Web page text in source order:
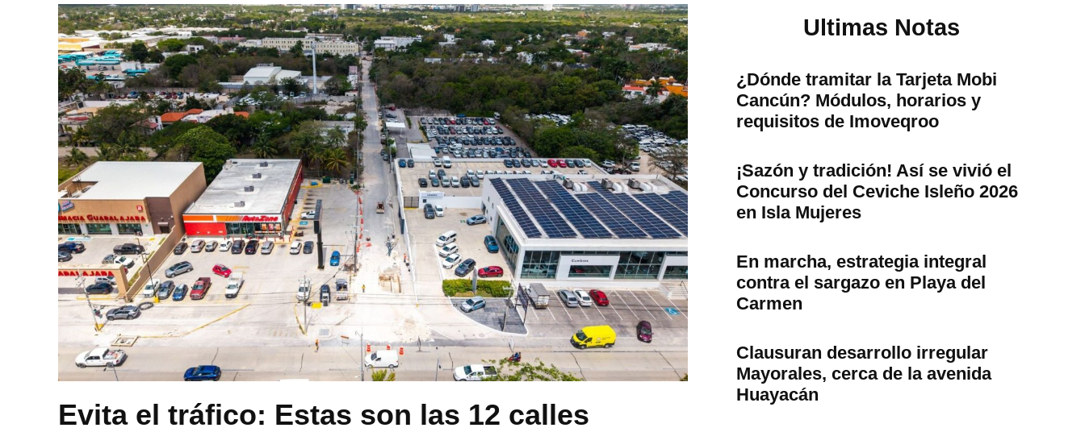
Evita el tráfico: Estas son las 12 calles
Ultimas Notas
¿Dónde tramitar la Tarjeta Mobi
Cancún? Módulos, horarios y
requisitos de Imoveqroo
¡Sazón y tradición! Así se vivió el
Concurso del Ceviche Isleño 2026
en Isla Mujeres
En marcha, estrategia integral
contra el sargazo en Playa del
Carmen
Clausuran desarrollo irregular
Mayorales, cerca de la avenida
Huayacán